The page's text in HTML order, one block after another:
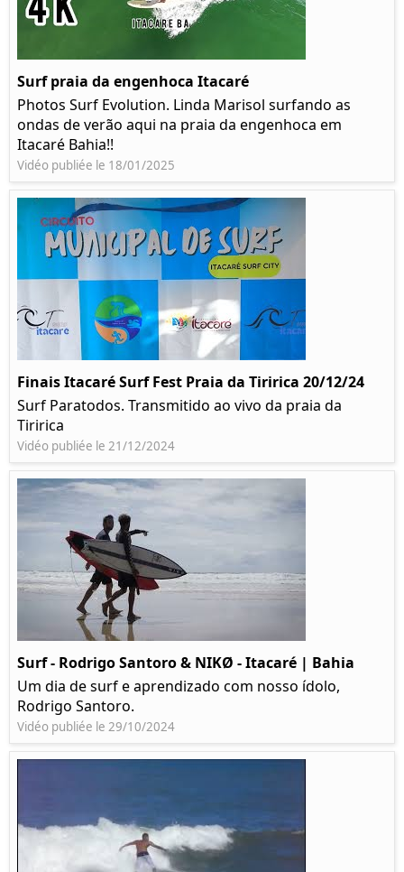
Surf praia da engenhoca Itacaré
Photos Surf Evolution. Linda Marisol surfando as
ondas de verão aqui na praia da engenhoca em
Itacaré Bahia!!
Vidéo publiée le 18/01/2025
Finais Itacaré Surf Fest Praia da Tiririca 20/12/24
Surf Paratodos. Transmitido ao vivo da praia da
Tiririca
Vidéo publiée le 21/12/2024
Surf - Rodrigo Santoro & NIKØ - Itacaré | Bahia
Um dia de surf e aprendizado com nosso ídolo,
Rodrigo Santoro.
Vidéo publiée le 29/10/2024